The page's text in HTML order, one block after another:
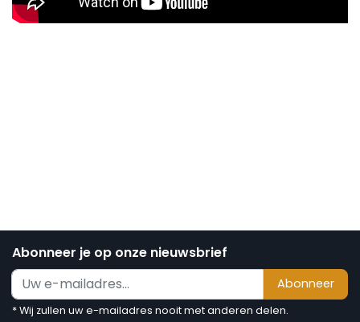
Abonneer je op onze nieuwsbrief
Abonneer
* Wij zullen uw e-mailadres nooit met anderen delen.